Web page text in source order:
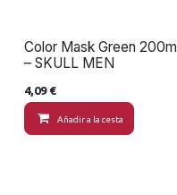
Color Mask Green 200ml
– SKULL MEN
4,09€
Añadir a la cesta